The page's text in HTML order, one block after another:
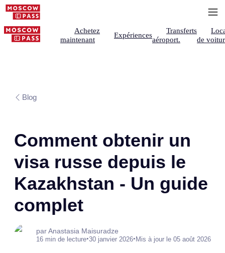
Achetez
maintenant
Expériences
Transferts
aéroport.
de
Blog
Comment obtenir un
visa russe depuis le
Kazakhstan - Un guide
complet
par Anastasia Maisuradze
16 min de lecture•30 janvier 2026•Mis à jour le 05 août 2026